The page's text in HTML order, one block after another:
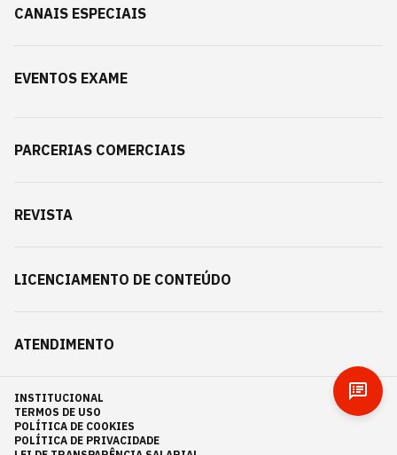
CANAIS ESPECIAIS
EVENTOS EXAME
PARCERIAS COMERCIAIS
REVISTA
LICENCIAMENTO DE CONTEÚDO
ATENDIMENTO
INSTITUCIONAL
TERMOS DE USO
POLÍTICA DE COOKIES
POLÍTICA DE PRIVACIDADE